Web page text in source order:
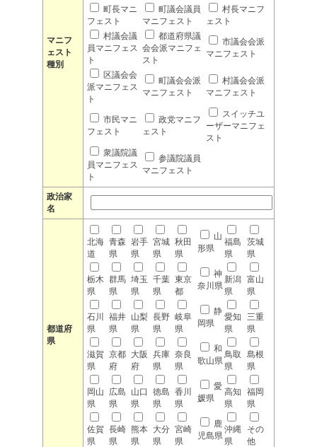
マニフ
ェスト
種別
町長マニ
フェスト
町議会議員
マニフェスト
村長マニフ
ェスト
村議会議
員マニフェス
ト
都道府県議
会会派マニフェ
スト
市議会会派
マニフェスト
区議会会
派マニフェス
ト
町議会会派
マニフェスト
村議会会派
マニフェスト
市民マニ
フェスト
政党マニフ
ェスト
スイッチユ
ーザーマニフェ
スト
衆議院議
員マニフェス
ト
参議院議員
マニフェスト
政治家
名
都道府
県
北海
道
青森
県
岩手
県
宮城
県
秋田
県
山
形県
福島
県
茨城
県
栃木
県
群馬
県
埼玉
県
千葉
県
東京
都
神
奈川県
新潟
県
富山
県
石川
県
福井
県
山梨
県
長野
県
岐阜
県
静
岡県
愛知
県
三重
県
滋賀
県
京都
府
大阪
府
兵庫
県
奈良
県
和
歌山県
鳥取
県
島根
県
岡山
県
広島
県
山口
県
徳島
県
香川
県
愛
媛県
高知
県
福岡
県
佐賀
県
長崎
県
熊本
県
大分
県
宮崎
県
鹿
児島県
沖縄
県
その
他